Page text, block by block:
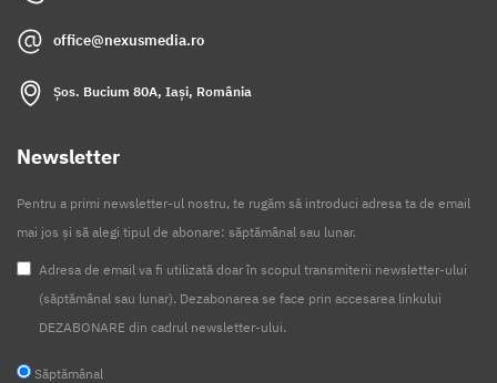
office@nexusmedia.ro
Șos. Bucium 80A, Iași, România
Newsletter
Pentru a primi newsletter-ul nostru, te rugăm să introduci adresa ta de email
mai jos și să alegi tipul de abonare: săptămânal sau lunar.
Adresa de email va fi utilizată doar în scopul transmiterii newsletter-ului
(săptămânal sau lunar). Dezabonarea se face prin accesarea linkului
DEZABONARE din cadrul newsletter-ului.
Săptămânal